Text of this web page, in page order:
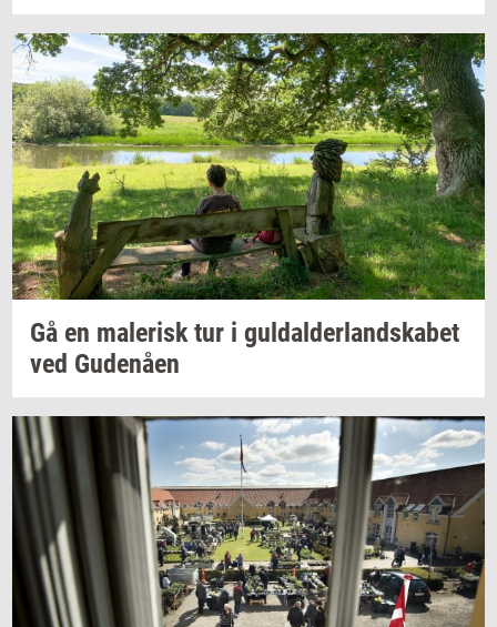
Gå en ma­le­risktur i gul­dal­der­land­ska­bet
ved Gu­denå­en